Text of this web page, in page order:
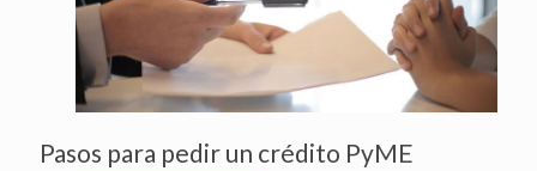
Pasos para pedir un crédito PyME